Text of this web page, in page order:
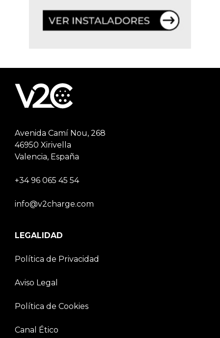
Avenida Camí Nou, 268
46950 Xirivella
Valencia, España
+34 96 065 45 54
info@v2charge.com
LEGALIDAD
Política de Privacidad
Aviso Legal
Política de Cookies
Canal Ético